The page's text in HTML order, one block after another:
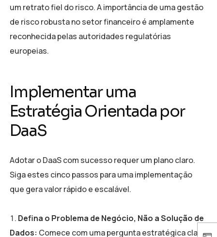
um retrato fiel do risco. A importância de uma gestão
de risco robusta no setor financeiro é amplamente
reconhecida pelas autoridades regulatórias
europeias.
Implementar uma
Estratégia Orientada por
DaaS
Adotar o DaaS com sucesso requer um plano claro.
Siga estes cinco passos para uma implementação
que gera valor rápido e escalável.
Defina o Problema de Negócio, Não a Solução de
Dados: Comece com uma pergunta estratégica clara.